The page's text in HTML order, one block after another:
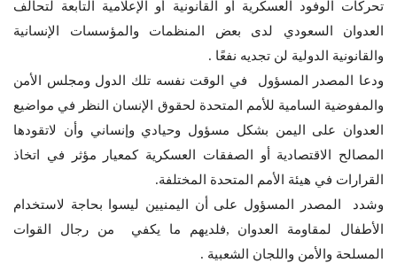
تحركات الوفود العسكرية أو القانونية أو الإعلامية التابعة لتحالف
العدوان السعودي لدى بعض المنظمات والمؤسسات الإنسانية
والقانونية الدولية لن تجديه نفعًا .
ودعا المصدر المسؤول في الوقت نفسه تلك الدول ومجلس الأمن
والمفوضية السامية للأمم المتحدة لحقوق الإنسان النظر في مواضيع
العدوان على اليمن بشكل مسؤول وحيادي وإنساني وأن لاتقودها
المصالح الاقتصادية أو الصفقات العسكرية كمعيار مؤثر في اتخاذ
القرارات في هيئة الأمم المتحدة المختلفة.
وشدد المصدر المسؤول على أن اليمنيين ليسوا بحاجة لاستخدام
الأطفال لمقاومة العدوان ,فلديهم ما يكفي من رجال القوات
المسلحة والأمن واللجان الشعبية .